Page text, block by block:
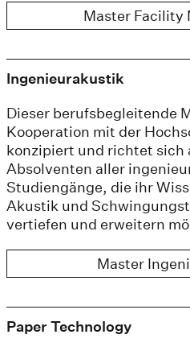
Master Facility
Ingenieurakustik
Dieser berufsbegleitende
Kooperation mit der
konzipiert und richtet sich
Absolventen aller
Studiengänge, die ihr
Akustik und
vertiefen und erweitern
Master
Paper Technology